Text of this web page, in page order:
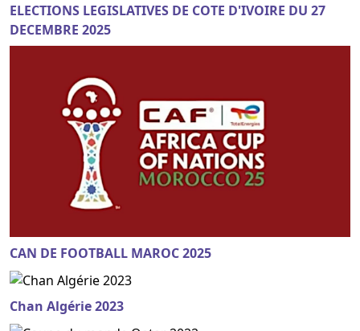
ELECTIONS LEGISLATIVES DE COTE D'IVOIRE DU 27
DECEMBRE 2025
CAN DE FOOTBALL MAROC 2025
Chan Algérie 2023